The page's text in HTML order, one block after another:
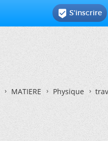
 S'inscrire
MATIERE Physique